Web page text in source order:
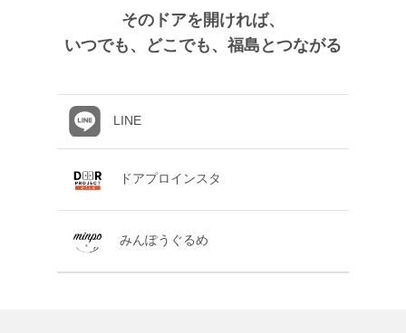
そのドアを開ければ、
いつでも、どこでも、福島とつながる
LINE
ドアプロインスタ
みんぽうぐるめ